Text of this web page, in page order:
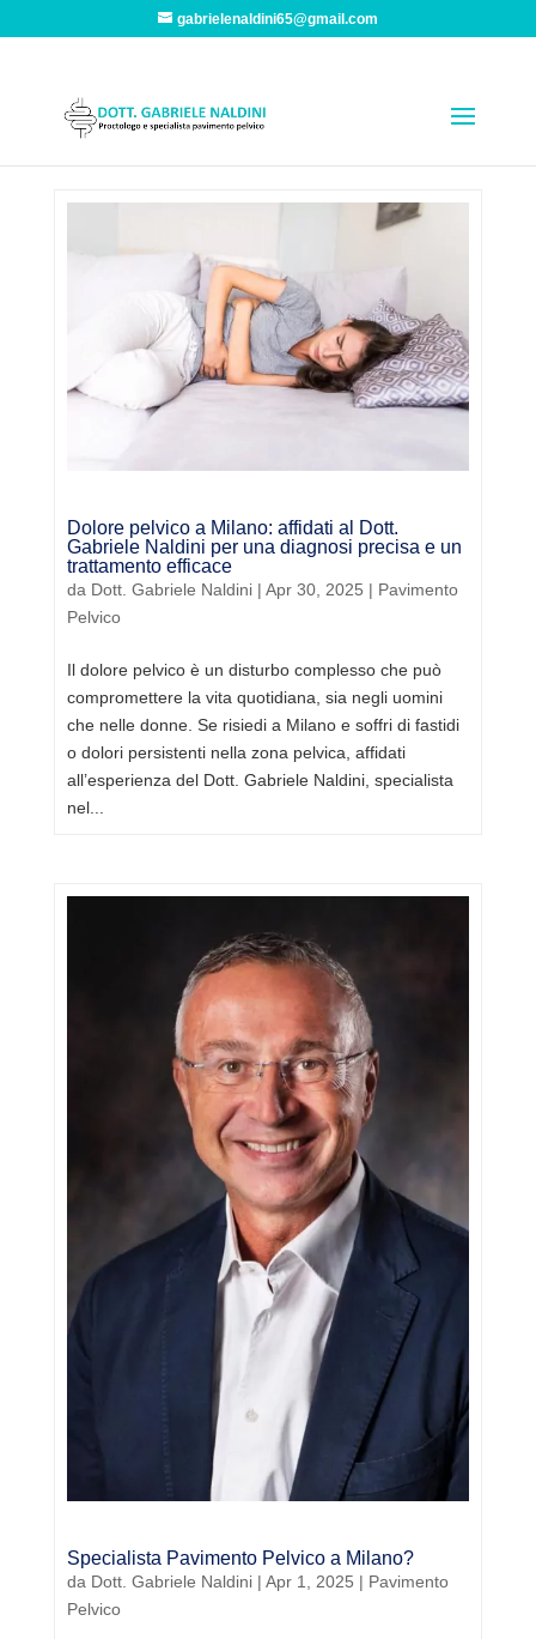
gabrielenaldini65@gmail.com
Dolore pelvico a Milano: affidati al Dott.
Gabriele Naldini per una diagnosi precisa e un
trattamento efficace
da Dott. Gabriele Naldini| Apr 30, 2025 | Pavimento
Pelvico
Il dolore pelvico è un disturbo complesso che può
compromettere la vita quotidiana, sia negli uomini
che nelle donne. Se risiedi a Milano e soffri di fastidi
o dolori persistenti nella zona pelvica, affidati
all’esperienza del Dott. Gabriele Naldini, specialista
nel...
Specialista Pavimento Pelvico a Milano?
da Dott. Gabriele Naldini| Apr 1, 2025 | Pavimento
Pelvico